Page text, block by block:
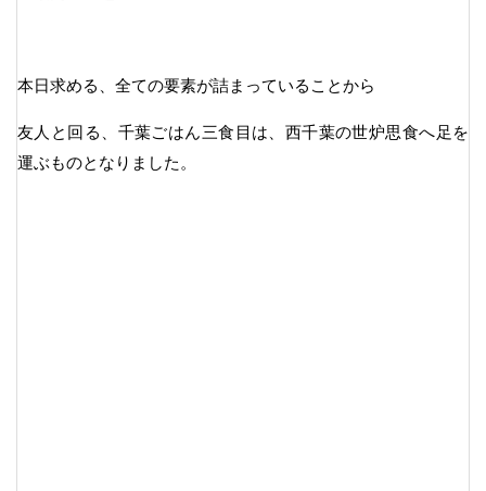
本日求める、全ての要素が詰まっていることから
友人と回る、千葉ごはん三食目は、西千葉の世炉思食へ足を
運ぶものとなりました。